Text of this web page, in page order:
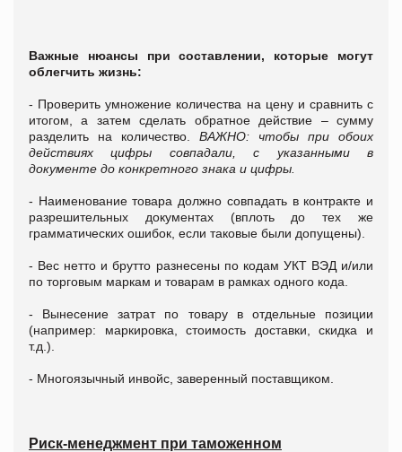
Важные нюансы при составлении, которые могут
облегчить жизнь:
- Проверить умножение количества на цену и сравнить с
итогом, а затем сделать обратное действие – сумму
разделить на количество. ВАЖНО: чтобы при обоих
действиях цифры совпадали, с указанными в
документе до конкретного знака и цифры.
- Наименование товара должно совпадать в контракте и
разрешительных документах (вплоть до тех же
грамматических ошибок, если таковые были допущены).
- Вес нетто и брутто разнесены по кодам УКТ ВЭД и/или
по торговым маркам и товарам в рамках одного кода.
- Вынесение затрат по товару в отдельные позиции
(например: маркировка, стоимость доставки, скидка и
т.д.).
- Многоязычный инвойс, заверенный поставщиком.
Риск-менеджмент при таможенном